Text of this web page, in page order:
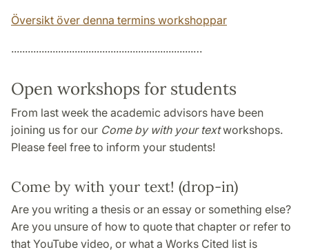
Översikt över denna termins workshoppar
..................................................................…
Open workshops for students
From last week the academic advisors have been
joining us for our Come by with your textworkshops.
Please feel free to inform your students!
Come by with your text! (drop-in)
Are you writing a thesis or an essay or something else?
Are you unsure of how to quote that chapter or refer to
that YouTube video, or what a Works Cited list is